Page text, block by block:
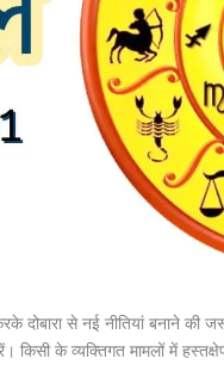
दोबारा से नई नीतियां बनाने
के व्यक्तिगत मामलों में